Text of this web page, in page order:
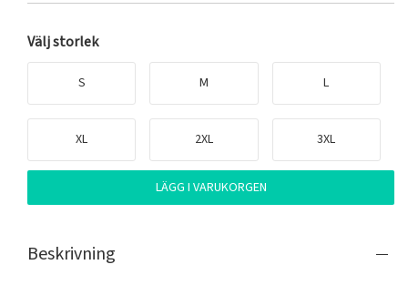
Välj storlek
S M L
XL 2XL 3XL
LÄGG I VARUKORGEN
Beskrivning